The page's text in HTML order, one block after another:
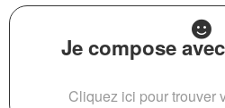
Je compose
Cliquez ici pour trouver